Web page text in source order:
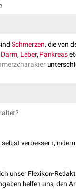
Schmerzen, die von
Darm, Leber, Pankreas
sich nach ihrem Sitz
verbessern,
unser Flexikon-
helfen uns, den